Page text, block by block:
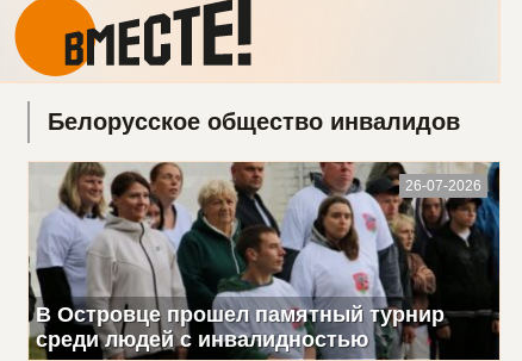
Белорусское общество инвалидов
26-07-2026
В Островце прошел памятный турнир
среди людей с инвалидностью